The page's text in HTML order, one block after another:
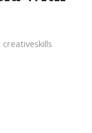
creativeskills